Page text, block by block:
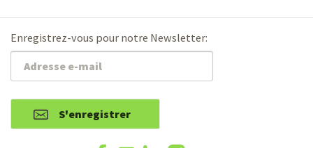
Enregistrez-vous pour notre Newsletter:
S'enregistrer